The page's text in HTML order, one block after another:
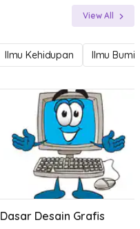
View All
Ilmu Kehidupan Ilmu Bumi
Dasar Desain Grafis